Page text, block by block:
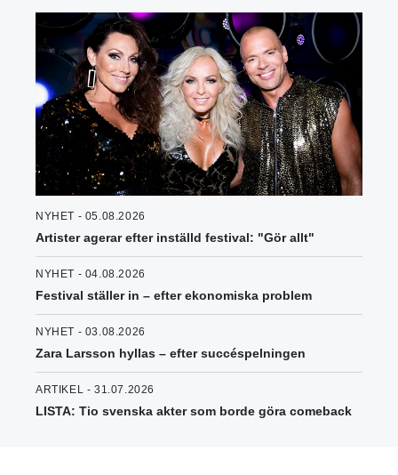
NYHET - 05.08.2026
Artister agerar efter inställd festival: "Gör allt"
NYHET - 04.08.2026
Festival ställer in – efter ekonomiska problem
NYHET - 03.08.2026
Zara Larsson hyllas – efter succéspelningen
ARTIKEL - 31.07.2026
LISTA: Tio svenska akter som borde göra comeback